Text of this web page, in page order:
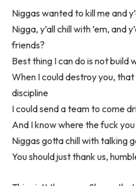
Niggas wanted to kill me and
Nigga, y’all chill with ’em, and
friends?
Best thing I can do is not build
When I could destroy you,
discipline
I could send a team to come
And I know where the fuck
Niggas gotta chill with talking
You should just thank us,